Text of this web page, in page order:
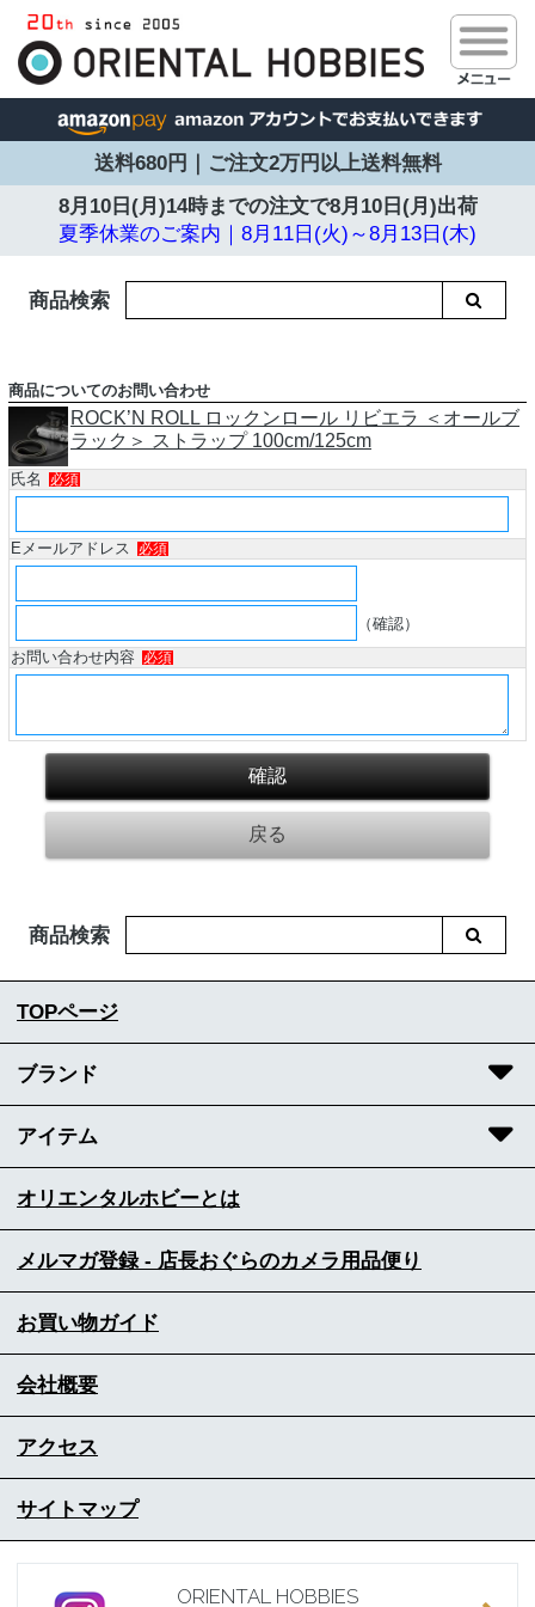
送料680円｜ご注文2万円以上送料無料
8月10日(月)14時までの注文で8月10日(月)出荷
夏季休業のご案内｜8月11日(火)～8月13日(木)
商品検索
商品についてのお問い合わせ
ROCK’N ROLL ロックンロール リビエラ ＜オールブ
ラック＞ ストラップ 100cm/125cm
氏名 必須
Eメールアドレス 必須
（確認）
お問い合わせ内容
必須
商品検索
TOPページ
ブランド
アイテム
オリエンタルホビーとは
メルマガ登録 - 店長おぐらのカメラ用品便り
お買い物ガイド
会社概要
アクセス
サイトマップ
ORIENTAL HOBBIES